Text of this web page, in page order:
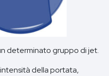
determinato gruppo di jet.
della portata,